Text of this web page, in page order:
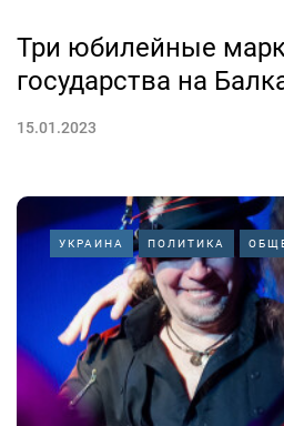
Три юбилейные
государства на
15.01.2023
УКРАИНА ПОЛИТИКА